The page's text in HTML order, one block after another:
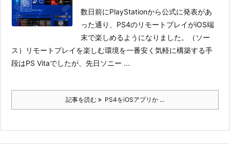
数日前にPlayStationから公式に発表があ
った通り、PS4のリモートプレイがiOS端
末で楽しめるようになりました。（ソー
ス）
リモートプレイを楽しむ環境を一番安く気軽に構築する手
段はPS Vitaでしたが、先日ソニー ...
記事を読む PS4をiOSアプリか ...